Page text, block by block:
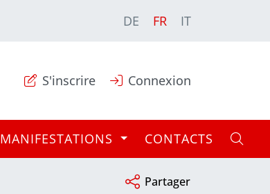
DE FR IT
S'inscrire Connexion
MANIFESTATIONS CONTACTS
Partager